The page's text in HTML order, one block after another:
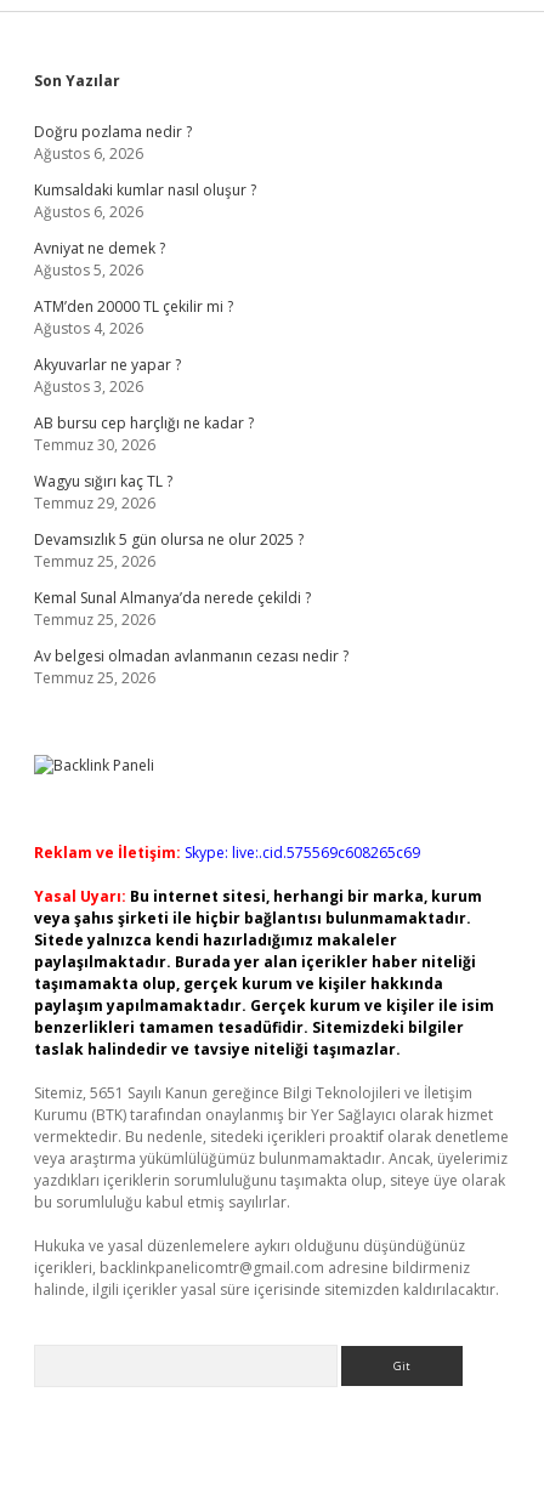
Sidebar
Son Yazılar
Doğru pozlama nedir ?
Ağustos 6, 2026
Kumsaldaki kumlar nasıl oluşur ?
Ağustos 6, 2026
Avniyat ne demek ?
Ağustos 5, 2026
ATM’den 20000 TL çekilir mi ?
Ağustos 4, 2026
Akyuvarlar ne yapar ?
Ağustos 3, 2026
AB bursu cep harçlığı ne kadar ?
Temmuz 30, 2026
Wagyu sığırı kaç TL ?
Temmuz 29, 2026
Devamsızlık 5 gün olursa ne olur 2025 ?
Temmuz 25, 2026
Kemal Sunal Almanya’da nerede çekildi ?
Temmuz 25, 2026
Av belgesi olmadan avlanmanın cezası nedir ?
Temmuz 25, 2026
Reklam ve İletişim: Skype: live:.cid.575569c608265c69
Yasal Uyarı: Bu internet sitesi, herhangi bir marka, kurum
veya şahıs şirketi ile hiçbir bağlantısı bulunmamaktadır.
Sitede yalnızca kendi hazırladığımız makaleler
paylaşılmaktadır. Burada yer alan içerikler haber niteliği
taşımamakta olup, gerçek kurum ve kişiler hakkında
paylaşım yapılmamaktadır. Gerçek kurum ve kişiler ile isim
benzerlikleri tamamen tesadüfidir. Sitemizdeki bilgiler
taslak halindedir ve tavsiye niteliği taşımazlar.
Sitemiz, 5651 Sayılı Kanun gereğince Bilgi Teknolojileri ve İletişim
Kurumu (BTK) tarafından onaylanmış bir Yer Sağlayıcı olarak hizmet
vermektedir. Bu nedenle, sitedeki içerikleri proaktif olarak denetleme
veya araştırma yükümlülüğümüz bulunmamaktadır. Ancak, üyelerimiz
yazdıkları içeriklerin sorumluluğunu taşımakta olup, siteye üye olarak
bu sorumluluğu kabul etmiş sayılırlar.
Hukuka ve yasal düzenlemelere aykırı olduğunu düşündüğünüz
içerikleri, backlinkpanelicomtr@gmail.com adresine bildirmeniz
halinde, ilgili içerikler yasal süre içerisinde sitemizden kaldırılacaktır.